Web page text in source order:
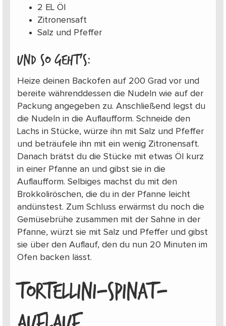
2 EL Öl
Zitronensaft
Salz und Pfeffer
Und so geht’s:
Heize deinen Backofen auf 200 Grad vor und
bereite währenddessen die Nudeln wie auf der
Packung angegeben zu. Anschließend legst du
die Nudeln in die Auflaufform. Schneide den
Lachs in Stücke, würze ihn mit Salz und Pfeffer
und beträufele ihn mit ein wenig Zitronensaft.
Danach brätst du die Stücke mit etwas Öl kurz
in einer Pfanne an und gibst sie in die
Auflaufform. Selbiges machst du mit den
Brokkoliröschen, die du in der Pfanne leicht
andünstest. Zum Schluss erwärmst du noch die
Gemüsebrühe zusammen mit der Sahne in der
Pfanne, würzt sie mit Salz und Pfeffer und gibst
sie über den Auflauf, den du nun 20 Minuten im
Ofen backen lässt.
TORTELLINI-SPINAT-